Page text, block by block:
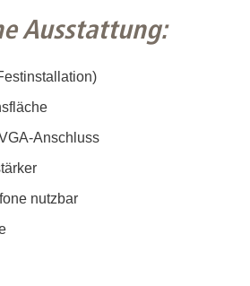
Ausstattung:
Anschluss
nutzbar